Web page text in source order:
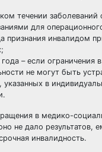
течении заболеваний
для
признания инвалидом
– если ограничения в
не могут быть
указанных в
в медико-
не дало результатов,
инвалидность.